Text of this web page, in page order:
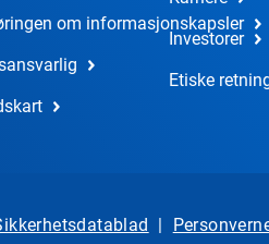
om informasjonskapsler
Investorer
Etiske
|